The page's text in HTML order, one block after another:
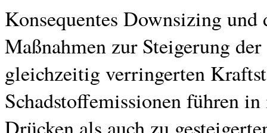
Konsequentes Downsizing
Maßnahmen zur Steigerung
gleichzeitig verringerten
Schadstoffemissionen führen